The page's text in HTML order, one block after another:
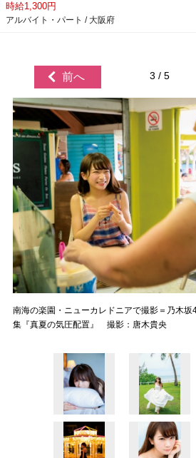
時給1,300円
アルバイト・パート / 大阪府
前へ 3 / 5
南海の楽園・ニューカレドニアで撮影＝乃木
集『真夏の気圧配置』 撮影：唐木貴央